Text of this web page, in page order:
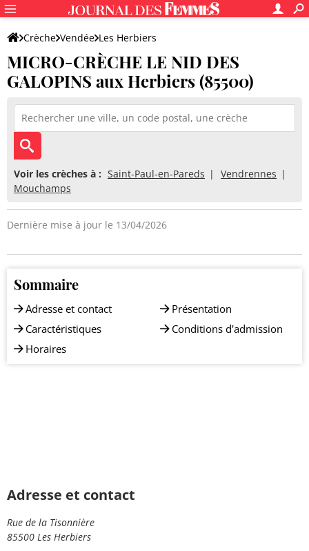
Crèche Vendée Les Herbiers
MICRO-CRÈCHE LE NID DES GALOPINS
MICRO-CRÈCHE LE NID DES
GALOPINS aux Herbiers (85500)
Voir les crèches à : Saint-Paul-en-Pareds
Vendrennes
Mouchamps
Dernière mise à jour le 13/04/2026
Sommaire
Adresse et contact
Caractéristiques
Horaires
Présentation
Conditions d'admission
Adresse et contact
Rue de la Tisonnière
85500 Les Herbiers